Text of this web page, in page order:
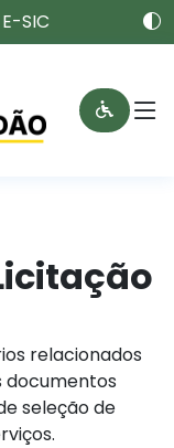
E-SIC
relacionados
documentos
seleção de